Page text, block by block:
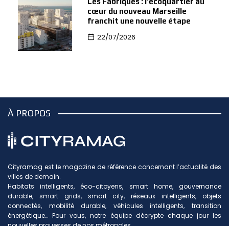
cœur du nouveau Marseille
franchit une nouvelle étape
22/07/2026
À PROPOS
Cityramag est le magazine de référence concernant l’actualité des
villes de demain.
Habitats intelligents, éco-citoyens, smart home, gouvernance
durable, smart grids, smart city, réseaux intelligents, objets
connectés, mobilité durable, véhicules intelligents, transition
énergétique… Pour vous, notre équipe décrypte chaque jour les